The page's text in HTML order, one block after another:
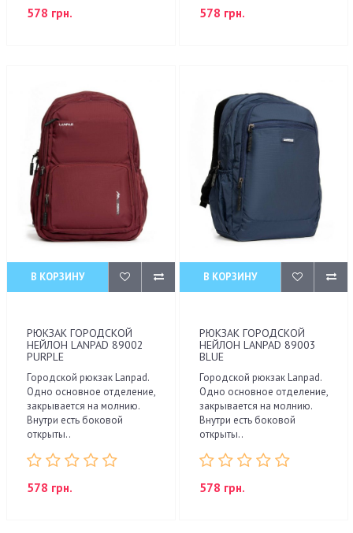
578 грн. 578 грн.
В КОРЗИНУ
РЮКЗАК ГОРОДСКОЙ
НЕЙЛОН LANPAD 89002
PURPLE
Городской рюкзак Lanpad.
Одно основное отделение,
закрывается на молнию.
Внутри есть боковой
открыты..
578 грн.
В КОРЗИНУ
РЮКЗАК ГОРОДСКОЙ
НЕЙЛОН LANPAD 89003
BLUE
Городской рюкзак Lanpad.
Одно основное отделение,
закрывается на молнию.
Внутри есть боковой
открыты..
578 грн.